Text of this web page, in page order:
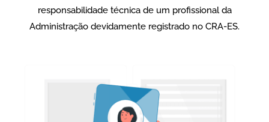
responsabilidade técnica de um profissional da
Administração devidamente registrado no CRA-ES.